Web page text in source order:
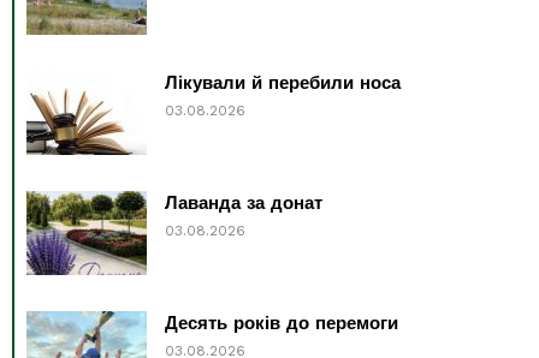
Лікували й перебили носа
03.08.2026
Лаванда за донат
03.08.2026
Десять років до перемоги
03.08.2026